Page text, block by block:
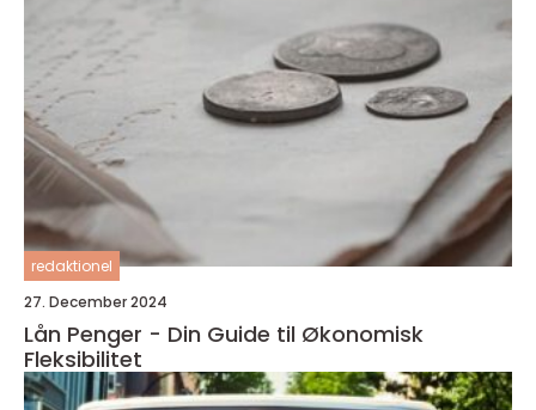
redaktionel
27. December 2024
Lån Penger - Din Guide til Økonomisk
Fleksibilitet